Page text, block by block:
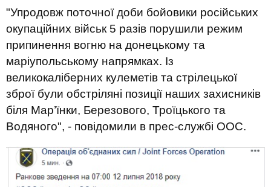
"Упродовж поточної доби бойовики російських
окупаційних військ 5 разів порушили режим
припинення вогню на донецькому та
маріупольському напрямках. Із
великокаліберних кулеметів та стрілецької
зброї були обстріляні позиції наших захисників
біля Мар’їнки, Березового, Троїцького та
Водяного", - повідомили в прес-службі ООС.